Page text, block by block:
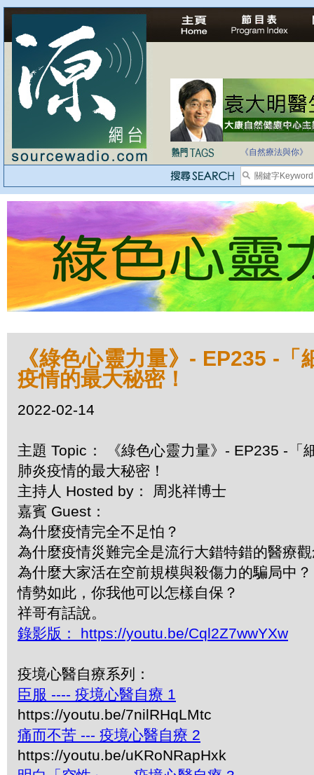
自家教育合法化-
《自然療法與你》
《綠色心靈力量》- EP235 -
疫情的最大秘密！
2022-02-14
主題 Topic： 《綠色心靈力量》- EP235 -「
肺炎疫情的最大秘密！
主持人 Hosted by： 周兆祥博士
嘉賓 Guest：
為什麼疫情完全不足怕？
為什麼疫情災難完全是流行大錯特錯的醫療
為什麼大家活在空前規模與殺傷力的騙局中
情勢如此，你我他可以怎樣自保？
祥哥有話說。
錄影版： https://youtu.be/Cql2Z7wwYXw
疫境心醫自療系列：
臣服 ---- 疫境心醫自療 1
https://youtu.be/7nilRHqLMtc
痛而不苦 --- 疫境心醫自療 2
https://youtu.be/uKRoNRapHxk